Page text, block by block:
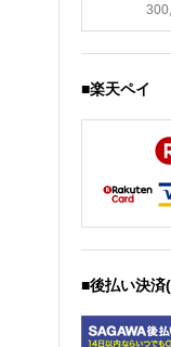
■楽天ペイ
■後払い決済